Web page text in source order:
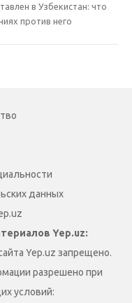
в Узбекистан: что
против него
данных
Yep.uz:
Yep.uz запрещено.
разрешено при
условий: